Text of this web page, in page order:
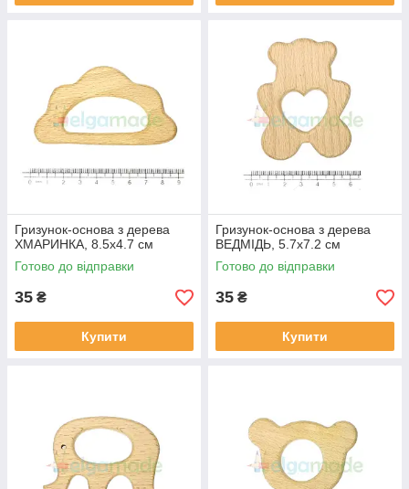
Гризунок-основа з дерева
ХМАРИНКА, 8.5х4.7 см
Готово до відправки
35 ₴
Купити
Гризунок-основа з дерева
ВЕДМІДЬ, 5.7х7.2 см
Готово до відправки
35 ₴
Купити